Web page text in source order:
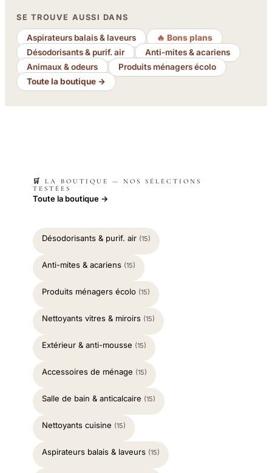
SE TROUVE AUSSI DANS
Aspirateurs balais & laveurs
🔥 Bons plans
Désodorisants & purif. air
Anti-mites & acariens
Animaux & odeurs
Produits ménagers écolo
Toute la boutique →
🛒 LA BOUTIQUE — NOS SÉLECTIONS
TESTÉES
Toute la boutique →
Désodorisants & purif. air (15)
Anti-mites & acariens (15)
Produits ménagers écolo (15)
Nettoyants vitres & miroirs (15)
Extérieur & anti-mousse (15)
Accessoires de ménage (15)
Salle de bain & anticalcaire (15)
Nettoyants cuisine (15)
Aspirateurs balais & laveurs (15)